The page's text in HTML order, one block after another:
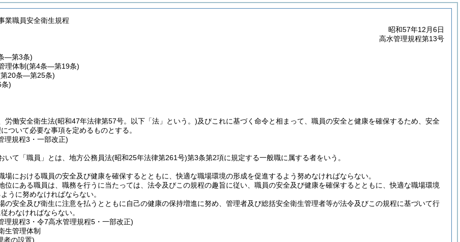
業職員安全衛生規程
昭和57年12月6日
高水管理規程第13号
―第3条)
理体制(第4条―第19条)
20条―第25条)
)
労働安全衛生法(昭和47年法律第57号。以下「法」という。)及びこれに基づく命令と相まって、職員の安全と健康を確保するため、安全
ついて必要な事項を定めるものとする。
理規程3・一部改正)
いて「職員」とは、地方公務員法(昭和25年法律第261号)第3条第2項に規定する一般職に属する者をいう。
場における職員の安全及び健康を確保するとともに、快適な職場環境の形成を促進するよう努めなければならない。
位にある職員は、職務を行うに当たっては、法令及びこの規程の趣旨に従い、職員の安全及び健康を確保するとともに、快適な職場環境
うに努めなければならない。
の安全及び衛生に注意を払うとともに自己の健康の保持増進に努め、管理者及び総括安全衛生管理者等が法令及びこの規程に基づいて行
わなければならない。
理規程3・令7高水管理規程5・一部改正)
生管理体制
者の設置)